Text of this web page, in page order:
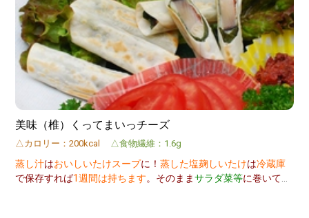
美味（椎）くってまいっチーズ
△カロリー：200kcal △食物繊維：1.6g
蒸し汁はおいしいたけスープに！蒸した塩麹しいたけは冷蔵庫
で保存すれば1週間は持ちます。そのままサラダ菜等に巻いて食